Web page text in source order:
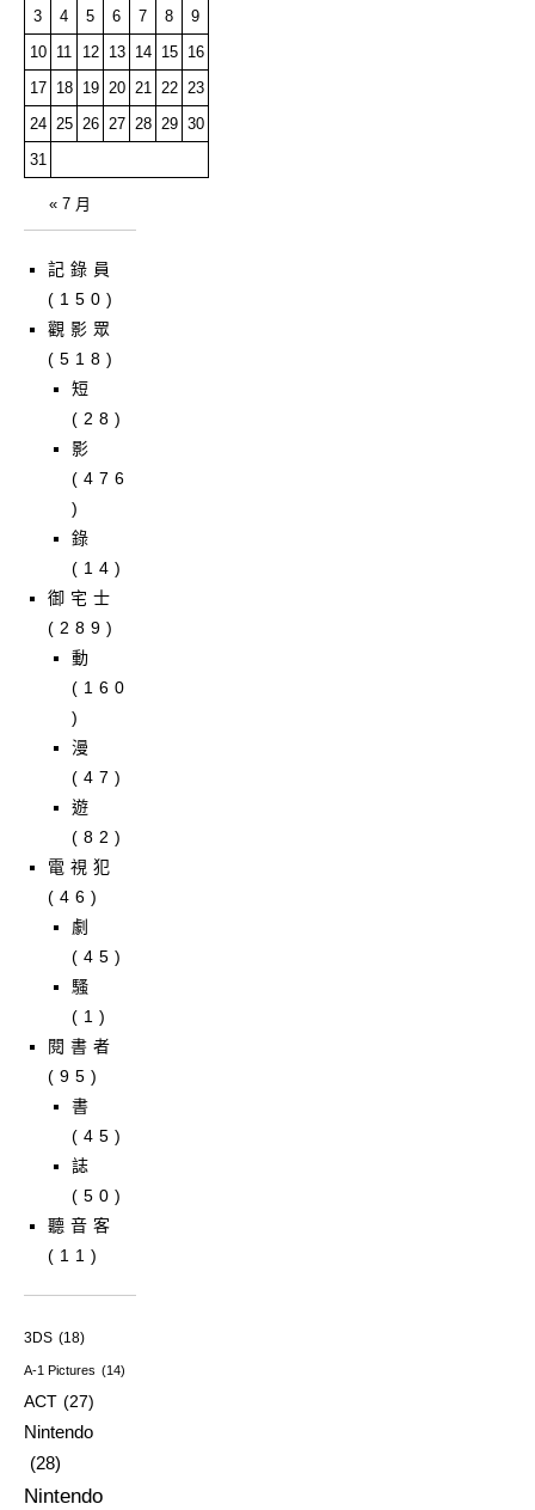
3 4 5 6 7 8
9
10
11 12 13 14 15
16
17
18 19 20 21 22
23
24
25 26 27 28 29 30
31
« 7 月
記錄員
(150)
觀影眾
(518)
短
(28)
影
(476
)
錄
(14)
御宅士
(289)
動
(160
)
漫
(47)
遊
(82)
電視犯
(46)
劇
(45)
騷
(1)
閱書者
(95)
書
(45)
誌
(50)
聽音客
(11)
3DS (18)
A-1 Pictures (14)
ACT (27)
Nintendo
(28)
Nintendo